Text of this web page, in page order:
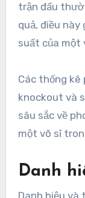
trận đấu
quả, điều
suất của một
Các thống kê
knockout và
sâu sắc về
một võ sĩ
Danh
Danh hiệu